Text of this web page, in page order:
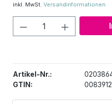
inkl. MwSt. Versandinformationen
Produkt Anzahl:
Artikel-Nr.:
GTIN: